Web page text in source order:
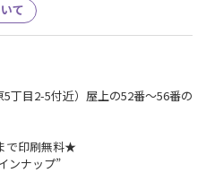
て
丁目2-5付近）屋上の52番～56番の
で印刷無料★
ンナップ”